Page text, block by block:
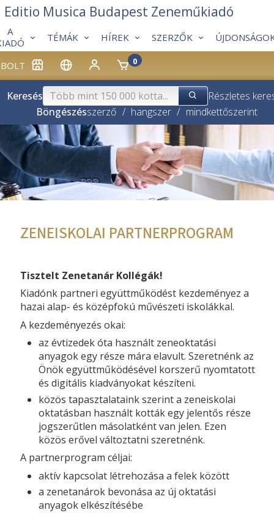
BOLT 0
A
TÉMÁK HÍREK SZERZŐK
Editio Musica Budapest Zeneműkiadó
Keresés
Részletes
Böngészésszerző / hangszer / mindkettőszerint
ZENEISKOLAI PARTNERPROGRAM
Tisztelt Zenetanár Kollégák!
Kiadónk partneri együttműködést kezdeményez a
hazai alap- és középfokú művészeti iskolákkal.
A kezdeményezés okai:
az évtizedek óta használt zeneoktatási
anyagok egy része mára elavult. Szeretnénk az
Önök együttműködésével korszerű nyomtatott
és digitális kiadványokat készíteni.
közös tapasztalataink szerint a zeneiskolai
oktatásban használt kották egy jelentős része
jogszerűtlen másolatként van jelen. Ezen
közös erővel változtatni szeretnénk.
A partnerprogram céljai:
aktív kapcsolat létrehozása a felek között
a zenetanárok bevonása az új oktatási
anyagok elkészítésébe